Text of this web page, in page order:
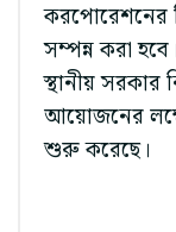
করপোরেশনের
সম্পন্ন করা
স্থানীয় সরকার
আয়োজনের
শুরু করেছে।